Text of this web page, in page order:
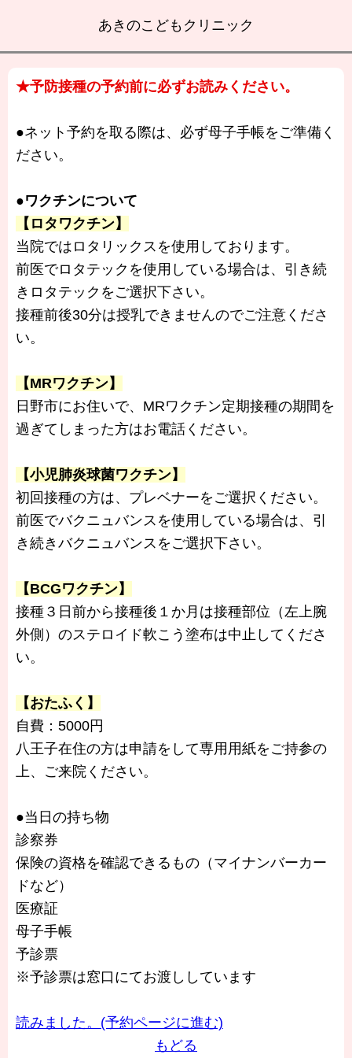
あきのこどもクリニック
★予防接種の予約前に必ずお読みください。
●ネット予約を取る際は、必ず母子手帳をご準備く
ださい。
●ワクチンについて
【ロタワクチン】
当院ではロタリックスを使用しております。
前医でロタテックを使用している場合は、引き続
きロタテックをご選択下さい。
接種前後30分は授乳できませんのでご注意くださ
い。
【MRワクチン】
日野市にお住いで、MRワクチン定期接種の期間を
過ぎてしまった方はお電話ください。
【小児肺炎球菌ワクチン】
初回接種の方は、プレベナーをご選択ください。
前医でバクニュバンスを使用している場合は、引
き続きバクニュバンスをご選択下さい。
【BCGワクチン】
接種３日前から接種後１か月は接種部位（左上腕
外側）のステロイド軟こう塗布は中止してくださ
い。
【おたふく】
自費：5000円
八王子在住の方は申請をして専用用紙をご持参の
上、ご来院ください。
●当日の持ち物
診察券
保険の資格を確認できるもの（マイナンバーカー
ドなど）
医療証
母子手帳
予診票
※予診票は窓口にてお渡ししています
読みました。(予約ページに進む)
もどる